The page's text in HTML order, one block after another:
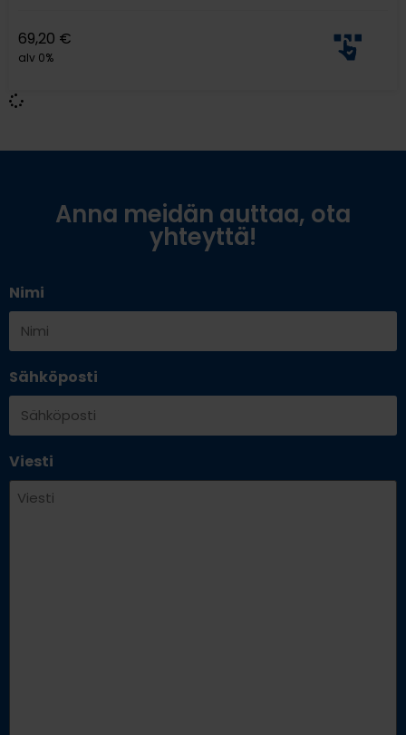
69,20 €
alv 0%
Anna meidän auttaa, ota
yhteyttä!
Nimi
Sähköposti
Viesti